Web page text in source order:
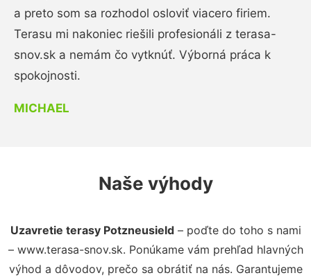
a preto som sa rozhodol osloviť viacero firiem.
Terasu mi nakoniec riešili profesionáli z terasa-
snov.sk a nemám čo vytknúť. Výborná práca k
spokojnosti.
MICHAEL
Naše výhody
Uzavretie terasy Potzneusield– poďte do toho s nami
– www.terasa-snov.sk. Ponúkame vám prehľad hlavných
výhod a dôvodov, prečo sa obrátiť na nás. Garantujeme